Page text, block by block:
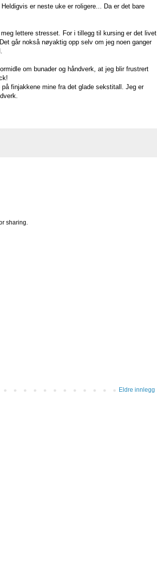
er neste uke er roligere... Da er det bare
lettere stresset. For i tillegg til kursing er det livet
går nokså nøyaktig opp selv om jeg noen ganger
om bunader og håndverk, at jeg blir frustrert
finjakkene mine fra det glade sekstitall. Jeg er
sharing.
Eldre innlegg